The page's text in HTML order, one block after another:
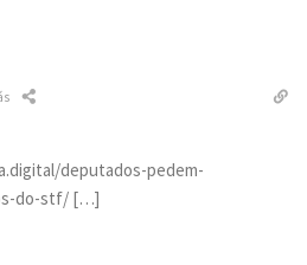
deputados-pedem-
do-stf/ […]